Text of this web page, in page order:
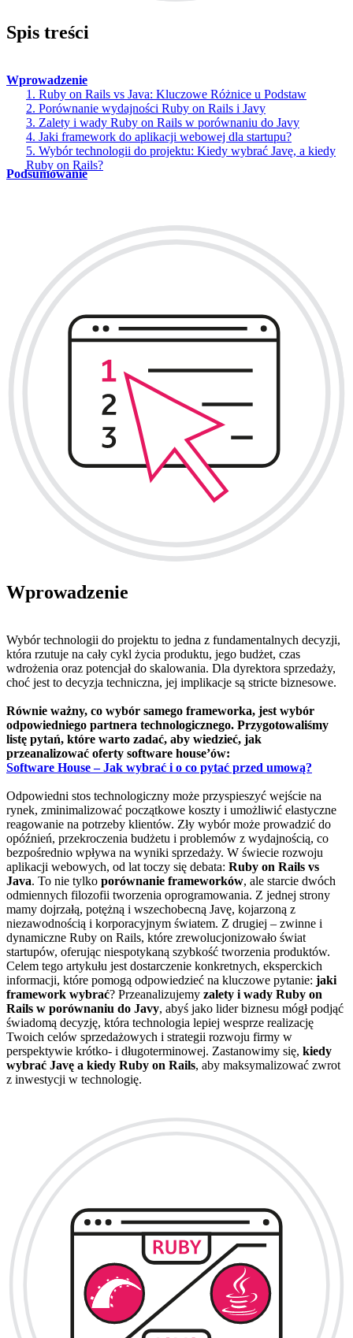
Spis treści
Wprowadzenie
1. Ruby on Rails vs Java: Kluczowe Różnice u Podstaw
2. Porównanie wydajności Ruby on Rails i Javy
3. Zalety i wady Ruby on Rails w porównaniu do Javy
4. Jaki framework do aplikacji webowej dla startupu?
5. Wybór technologii do projektu: Kiedy wybrać Javę, a kiedy
Ruby on Rails?
Podsumowanie
Wprowadzenie
Wybór technologii do projektu to jedna z fundamentalnych decyzji,
która rzutuje na cały cykl życia produktu, jego budżet, czas
wdrożenia oraz potencjał do skalowania. Dla dyrektora sprzedaży,
choć jest to decyzja techniczna, jej implikacje są stricte biznesowe.
Równie ważny, co wybór samego frameworka, jest wybór
odpowiedniego partnera technologicznego. Przygotowaliśmy
listę pytań, które warto zadać, aby wiedzieć, jak
przeanalizować oferty software house’ów:
Software House – Jak wybrać i o co pytać przed umową?
Odpowiedni stos technologiczny może przyspieszyć wejście na
rynek, zminimalizować początkowe koszty i umożliwić elastyczne
reagowanie na potrzeby klientów. Zły wybór może prowadzić do
opóźnień, przekroczenia budżetu i problemów z wydajnością, co
bezpośrednio wpływa na wyniki sprzedaży. W świecie rozwoju
aplikacji webowych, od lat toczy się debata: Ruby on Rails vs
Java. To nie tylko porównanie frameworków, ale starcie dwóch
odmiennych filozofii tworzenia oprogramowania. Z jednej strony
mamy dojrzałą, potężną i wszechobecną Javę, kojarzoną z
niezawodnością i korporacyjnym światem. Z drugiej – zwinne i
dynamiczne Ruby on Rails, które zrewolucjonizowało świat
startupów, oferując niespotykaną szybkość tworzenia produktów.
Celem tego artykułu jest dostarczenie konkretnych, eksperckich
informacji, które pomogą odpowiedzieć na kluczowe pytanie: jaki
framework wybrać? Przeanalizujemy zalety i wady Ruby on
Rails w porównaniu do Javy, abyś jako lider biznesu mógł podjąć
świadomą decyzję, która technologia lepiej wesprze realizację
Twoich celów sprzedażowych i strategii rozwoju firmy w
perspektywie krótko- i długoterminowej. Zastanowimy się, kiedy
wybrać Javę a kiedy Ruby on Rails, aby maksymalizować zwrot
z inwestycji w technologię.